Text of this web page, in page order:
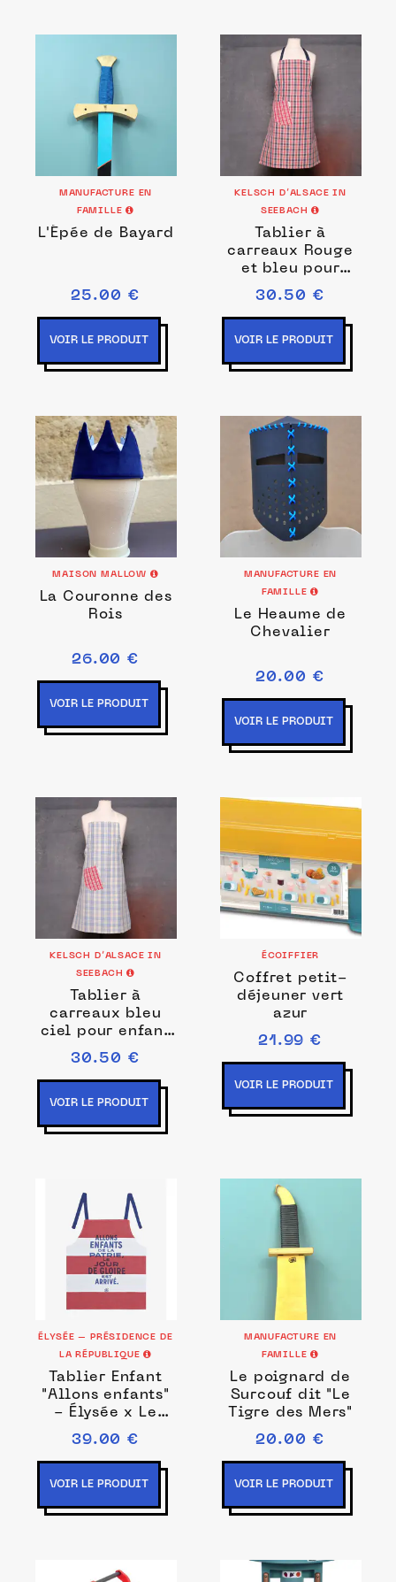
MANUFACTURE EN
FAMILLE
L'Épée de Bayard
25.00 €
VOIR LE PRODUIT
KELSCH D’ALSACE IN
SEEBACH
Tablier à
carreaux Rouge
et bleu pour
enfant MR07
30.50 €
VOIR LE PRODUIT
MAISON MALLOW
La Couronne des
Rois
26.00 €
VOIR LE PRODUIT
MANUFACTURE EN
FAMILLE
Le Heaume de
Chevalier
20.00 €
VOIR LE PRODUIT
KELSCH D’ALSACE IN
SEEBACH
Tablier à
carreaux bleu
ciel pour enfant
MB18
30.50 €
VOIR LE PRODUIT
ÉCOIFFIER
Coffret petit-
déjeuner vert
azur
21.99 €
VOIR LE PRODUIT
ÉLYSÉE – PRÉSIDENCE DE
LA RÉPUBLIQUE
Tablier Enfant
"Allons enfants"
- Élysée x Le
Jacquard
Français
39.00 €
VOIR LE PRODUIT
MANUFACTURE EN
FAMILLE
Le poignard de
Surcouf dit "Le
Tigre des Mers"
20.00 €
VOIR LE PRODUIT